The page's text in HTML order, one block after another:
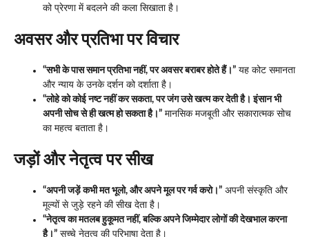
को प्रेरणा में बदलने की कला सिखाता है।
अवसर और प्रतिभा पर विचार
“सभी के पास समान प्रतिभा नहीं, पर अवसर बराबर होते हैं।” यह कोट समानता
और न्याय के उनके दर्शन को दर्शाता है।
“लोहे को कोई नष्ट नहीं कर सकता, पर जंग उसे खत्म कर देती है। इंसान भी
अपनी सोच से ही खत्म हो सकता है।” मानसिक मजबूती और सकारात्मक सोच
का महत्व बताता है।
जड़ों और नेतृत्व पर सीख
“अपनी जड़ें कभी मत भूलो, और अपने मूल पर गर्व करो।” अपनी संस्कृति और
मूल्यों से जुड़े रहने की सीख देता है।
“नेतृत्व का मतलब हुकूमत नहीं, बल्कि अपने जिम्मेदार लोगों की देखभाल करना
है।” सच्चे नेतृत्व की परिभाषा देता है।